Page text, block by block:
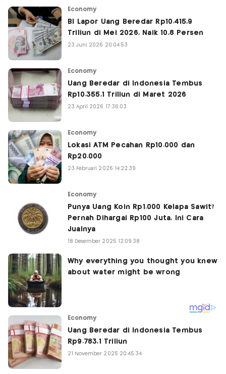
Economy
BI Lapor Uang Beredar Rp10.415,9
Triliun di Mei 2026, Naik 10,8 Persen
23 Juni 2026 20:04:53
Economy
Uang Beredar di Indonesia Tembus
Rp10.355,1 Triliun di Maret 2026
23 April 2026 17:36:03
Economy
Lokasi ATM Pecahan Rp10.000 dan
Rp20.000
23 Februari 2026 14:22:39
Economy
Punya Uang Koin Rp1.000 Kelapa Sawit?
Pernah Dihargai Rp100 Juta, Ini Cara
Jualnya
18 Desember 2025 12:09:38
Economy
Uang Beredar di Indonesia Tembus
Rp9.783,1 Triliun
21 November 2025 20:45:34